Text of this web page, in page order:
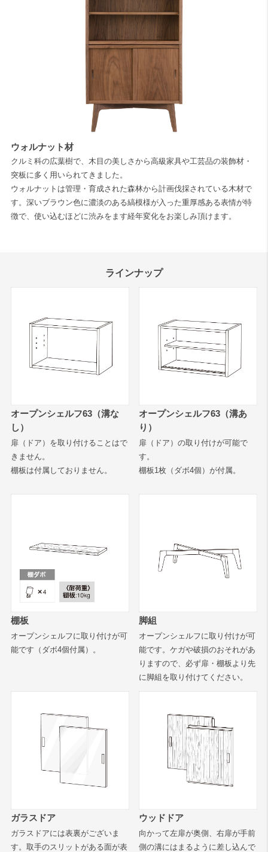
ウォルナット材
クルミ科の広葉樹で、木目の美しさから高級家具や工芸品の装飾材・
突板に多く用いられてきました。
ウォルナットは管理・育成された森林から計画伐採されている木材で
す。深いブラウン色に濃淡のある縞模様が入った重厚感ある表情が特
徴で、使い込むほどに渋みをます経年変化をお楽しみ頂けます。
ラインナップ
オープンシェルフ63（溝な
し）
扉（ドア）を取り付けることはで
きません。
棚板は付属しておりません。
オープンシェルフ63（溝あ
り）
扉（ドア）の取り付けが可能で
す。
棚板1枚（ダボ4個）が付属。
棚板
オープンシェルフに取り付けが可
能です（ダボ4個付属）。
脚組
オープンシェルフに取り付けが可
能です。ケガや破損のおそれがあ
りますので、必ず扉・棚板より先
に脚組を取り付けてください。
ガラスドア
ガラスドアには表裏がございま
す。取手のスリットがある面が表
ウッドドア
向かって左扉が奥側、右扉が手前
側の溝にはまるように差し込んで